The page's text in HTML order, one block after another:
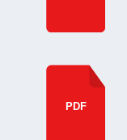
PDF